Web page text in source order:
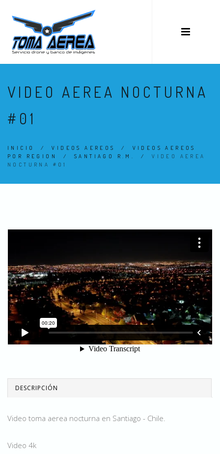
VIDEO AEREA NOCTURNA
#01
INICIO /VIDEOS AEREOS / VIDEOS AEREOS
POR REGION
/SANTIAGO R.M. /VIDEO AEREA
NOCTURNA #01
DESCRIPCIÓN
Video toma aerea nocturna en Santiago - Chile.
Video 4k